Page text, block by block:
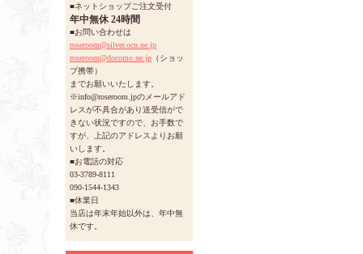
■ネットショップご注文受付
年中無休 24時間
■お問い合わせは
roseroom@silver.ocn.ne.jp
roseroom@docomo.ne.jp （ショッ
プ携帯）
までお願いいたします。
※info@roseroom.jpのメールアド
レスが不具合があり送受信がで
きない状況ですので、お手数で
すが、上記のアドレスよりお願
いします。
■お電話の対応
03-3789-8111
090-1544-1343
■休業日
当店は年末年始以外は、年中無
休です。